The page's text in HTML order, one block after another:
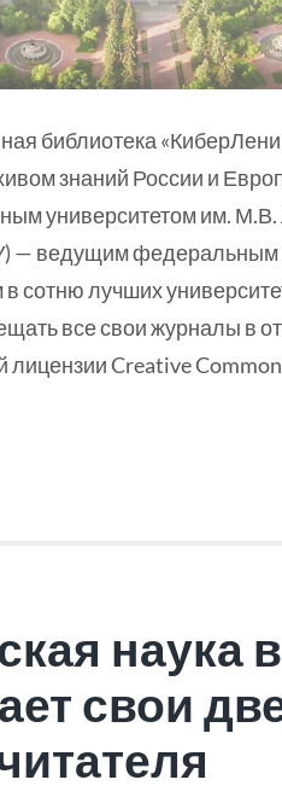
библиотека
знаний России и
университетом им.
— ведущим федеральным
сотню лучших
все свои журналы в
лицензии Creative
наука
свои